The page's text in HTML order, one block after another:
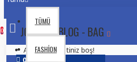
TÜMÜ
FASHION
0
Alışveriş sepetiniz boş!
JOURNAL BLOG - BAG
02Aug